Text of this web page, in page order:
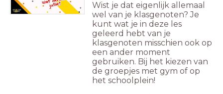
Wist je dat eigenlijk allemaal
wel van je klasgenoten? Je
kunt wat je in deze les
geleerd hebt van je
klasgenoten misschien ook op
een ander moment
gebruiken. Bij het kiezen van
de groepjes met gym of op
het schoolplein!